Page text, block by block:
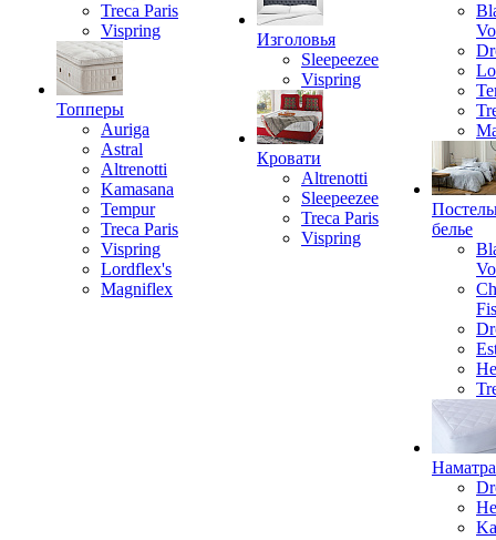
Treca Paris
Vispring
Топперы
Auriga
Astral
Altrenotti
Kamasana
Tempur
Treca Paris
Vispring
Lordflex's
Magniflex
Изголовья
Sleepeezee
Vispring
Кровати
Altrenotti
Sleepeezee
Treca Paris
Vispring
белье